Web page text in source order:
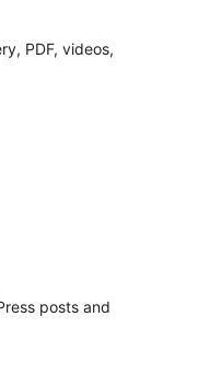
PDF, videos,
posts and